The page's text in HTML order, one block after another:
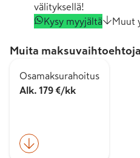
välityksellä!
Kysy myyjältä
Muut
Muita
Osamaksurahoitus
Alk. 179 €/kk